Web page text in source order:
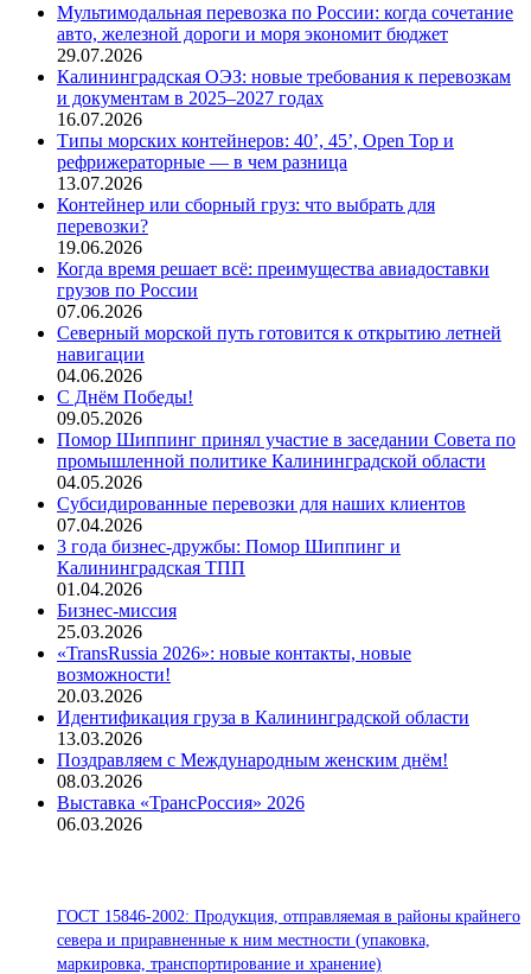
Мультимодальная перевозка по России: когда сочетание
авто, железной дороги и моря экономит бюджет
29.07.2026
Калининградская ОЭЗ: новые требования к перевозкам
и документам в 2025–2027 годах
16.07.2026
Типы морских контейнеров: 40’, 45’, Open Top и
рефрижераторные — в чем разница
13.07.2026
Контейнер или сборный груз: что выбрать для
перевозки?
19.06.2026
Когда время решает всё: преимущества авиадоставки
грузов по России
07.06.2026
Северный морской путь готовится к открытию летней
навигации
04.06.2026
С Днём Победы!
09.05.2026
Помор Шиппинг принял участие в заседании Совета по
промышленной политике Калининградской области
04.05.2026
Субсидированные перевозки для наших клиентов
07.04.2026
3 года бизнес-дружбы: Помор Шиппинг и
Калининградская ТПП
01.04.2026
Бизнес-миссия
25.03.2026
«TransRussia 2026»: новые контакты, новые
возможности!
20.03.2026
Идентификация груза в Калининградской области
13.03.2026
Поздравляем с Международным женским днём!
08.03.2026
Выставка «ТрансРоссия» 2026
06.03.2026
ГОСТ 15846-2002: Продукция, отправляемая в районы крайнего
севера и приравненные к ним местности (упаковка,
маркировка, транспортирование и хранение)